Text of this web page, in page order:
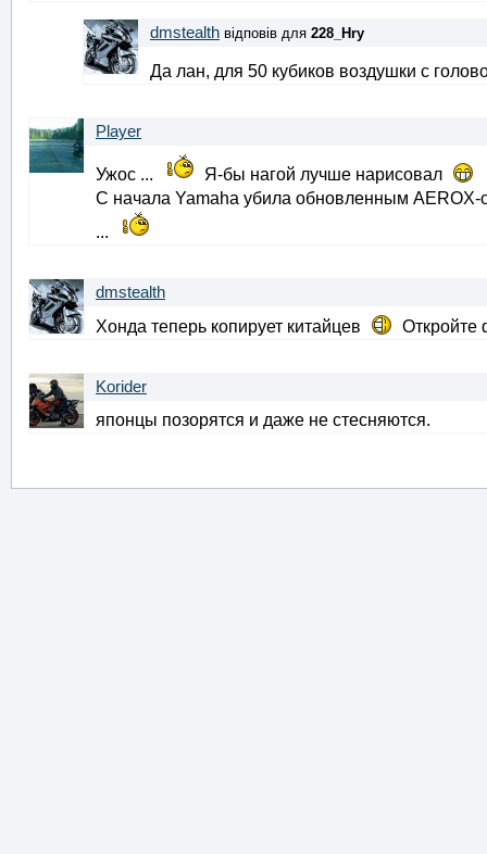
dmstealth відповів для 228_Hry
Да лан, для 50 кубиков воздушки с
Player
Ужос ...
Я-бы нагой лучше нарисовал
С начала Yamaha убила обновленным AEROX-
...
dmstealth
Хонда теперь копирует китайцев Откройте
Korider
японцы позорятся и даже не стесняются.